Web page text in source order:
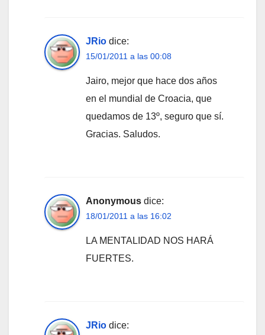
JRio dice:
15/01/2011 a las 00:08
Jairo, mejor que hace dos años
en el mundial de Croacia, que
quedamos de 13º, seguro que sí.
Gracias. Saludos.
Anonymous dice:
18/01/2011 a las 16:02
LA MENTALIDAD NOS HARÁ
FUERTES.
JRio dice: